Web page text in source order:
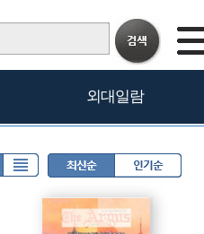
외대일람